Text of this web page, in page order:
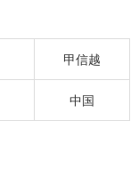
甲信越
中国